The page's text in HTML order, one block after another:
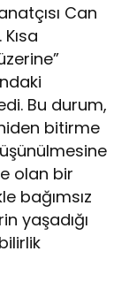
Can
Bu durum,
bitirme
olan bir
bağımsız
yaşadığı